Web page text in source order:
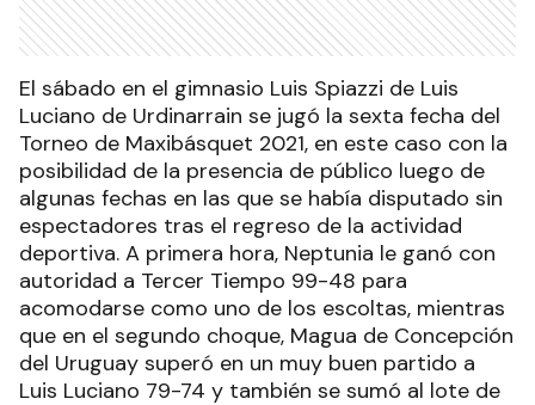
El sábado en el gimnasio Luis Spiazzi de Luis
Luciano de Urdinarrain se jugó la sexta fecha del
Torneo de Maxibásquet 2021, en este caso con la
posibilidad de la presencia de público luego de
algunas fechas en las que se había disputado sin
espectadores tras el regreso de la actividad
deportiva. A primera hora, Neptunia le ganó con
autoridad a Tercer Tiempo 99-48 para
acomodarse como uno de los escoltas, mientras
que en el segundo choque, Magua de Concepción
del Uruguay superó en un muy buen partido a
Luis Luciano 79-74 y también se sumó al lote de